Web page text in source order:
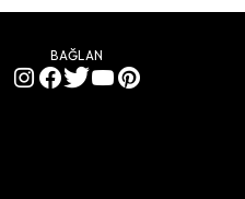
BAĞLAN